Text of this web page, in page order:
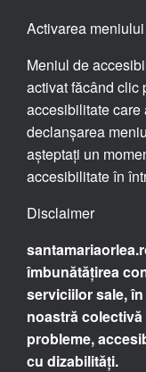
Activarea
Meniul de
activat făcând clic
accesibilitate
declanșarea
așteptați un
accesibilitate în
Disclaimer
îmbunătățirea
serviciilor sale,
noastră
probleme,
cu dizabilități.